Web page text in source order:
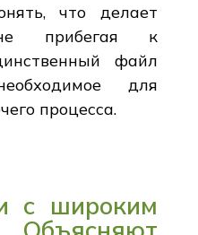
что делает
не прибегая к
файл
для
процесса.
с широким